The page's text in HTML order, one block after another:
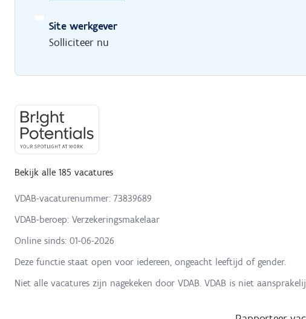
Site werkgever
Solliciteer nu
Bekijk alle 185 vacatures
VDAB-vacaturenummer: 73839689
VDAB-beroep: Verzekeringsmakelaar
Online sinds: 01-06-2026
Deze functie staat open voor iedereen, ongeacht leeftijd of gender.
Niet alle vacatures zijn nagekeken door VDAB. VDAB is niet